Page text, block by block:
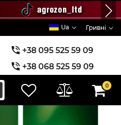
Ua Гривні
+38 095 525 59 09
+38 068 525 59 09
+38 073 525 59 09
0